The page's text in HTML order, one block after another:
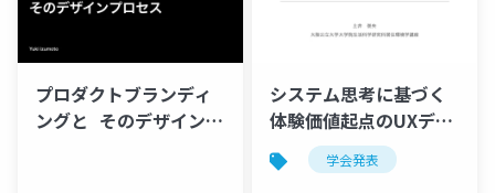
プロダクトブランディ
ングと そのデザインプ
システム思考に基づく
体験価値起点のUXデザ
インプロセスの考察
学会発表